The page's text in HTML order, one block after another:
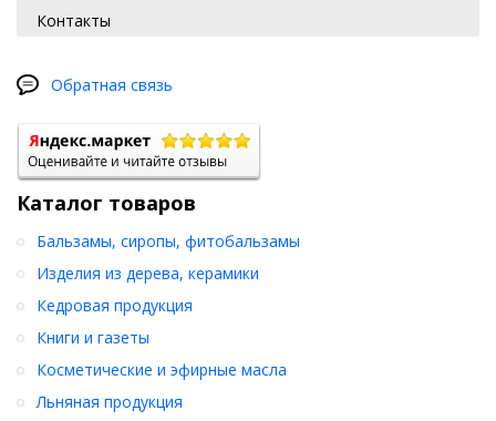
СТО 68311059-046-2016
Масса: 30 гр.
Контакты
Обратная связь
Каталог товаров
Бальзамы, сиропы, фитобальзамы
Изделия из дерева, керамики
Кедровая продукция
Книги и газеты
Косметические и эфирные масла
Льняная продукция